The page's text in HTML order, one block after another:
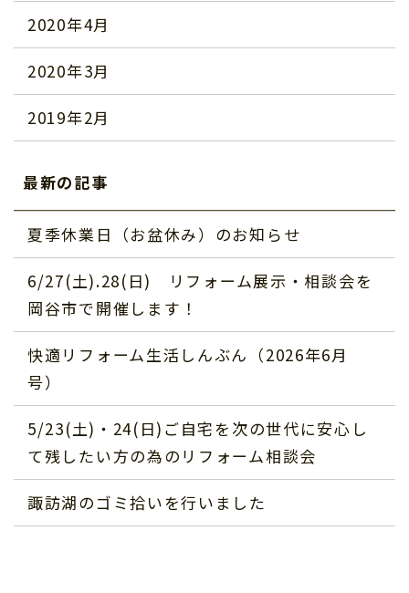
2020年4月
2020年3月
2019年2月
最新の記事
夏季休業日（お盆休み）のお知らせ
6/27(土).28(日) リフォーム展示・相談会を
岡谷市で開催します！
快適リフォーム生活しんぶん（2026年6月
号）
5/23(土)・24(日)ご自宅を次の世代に安心し
て残したい方の為のリフォーム相談会
諏訪湖のゴミ拾いを行いました